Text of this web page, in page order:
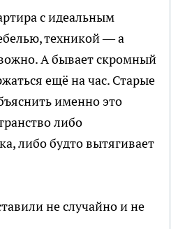
с идеальным
техникой — а
А бывает скромный
ещё на час. Старые
именно это
либо
либо будто вытягивает
не случайно и не